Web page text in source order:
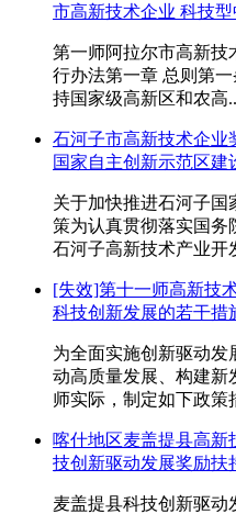
市高新技术企业 科技
第一师阿拉尔市高新技
行办法第一章 总则第
持国家级高新区和农高
石河子市高新技术企业
国家自主创新示范区建
关于加快推进石河子国
策为认真贯彻落实国务
石河子高新技术产业开
[失效]第十一师高新技
科技创新发展的若干措
为全面实施创新驱动发
动高质量发展、构建新
师实际，制定如下政策
喀什地区麦盖提县高新
技创新驱动发展奖励扶
麦盖提县科技创新驱动